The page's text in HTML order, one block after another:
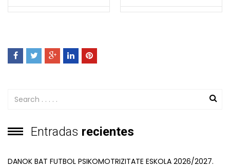
Entradas recientes
DANOK BAT FUTBOL PSIKOMOTRIZITATE ESKOLA 2026/2027.